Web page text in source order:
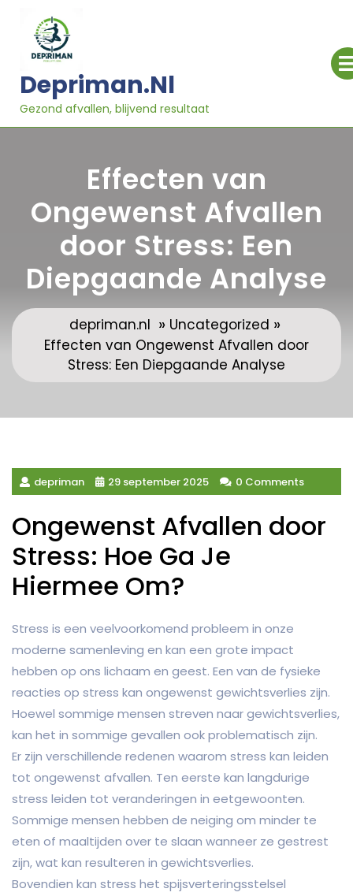
inhoud
Depriman.nl
Gezond afvallen, blijvend resultaat
Effecten van
Ongewenst Afvallen
door Stress: Een
Diepgaande Analyse
depriman.nl » Uncategorized »
Effecten van Ongewenst Afvallen door
Stress: Een Diepgaande Analyse
depriman 29 september 2025 0 Comments
Ongewenst Afvallen door
Stress: Hoe Ga Je
Hiermee Om?
Stress is een veelvoorkomend probleem in onze
moderne samenleving en kan een grote impact
hebben op ons lichaam en geest. Een van de fysieke
reacties op stress kan ongewenst gewichtsverlies zijn.
Hoewel sommige mensen streven naar gewichtsverlies,
kan het in sommige gevallen ook problematisch zijn.
Er zijn verschillende redenen waarom stress kan leiden
tot ongewenst afvallen. Ten eerste kan langdurige
stress leiden tot veranderingen in eetgewoonten.
Sommige mensen hebben de neiging om minder te
eten of maaltijden over te slaan wanneer ze gestrest
zijn, wat kan resulteren in gewichtsverlies.
Bovendien kan stress het spijsverteringsstelsel